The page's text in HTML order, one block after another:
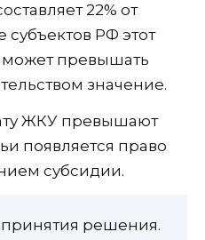
22% от
субъектов РФ этот
превышать
значение.
ЖКУ превышают
появляется право
субсидии.
принятия решения.